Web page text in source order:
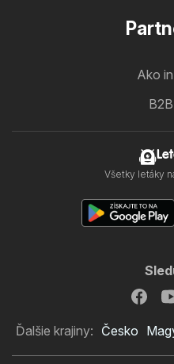
Ako
Všetky letáky
Ďalšie krajiny: Česko